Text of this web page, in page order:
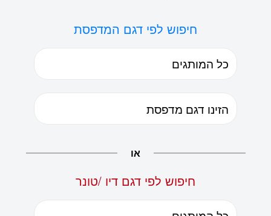
חיפוש לפי דגם המדפסת
או
חיפוש לפי דגם דיו /טונר